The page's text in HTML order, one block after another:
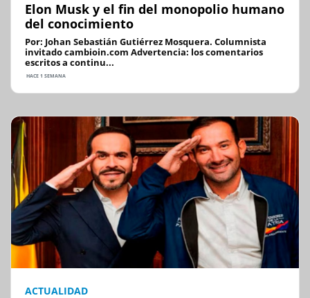
Elon Musk y el fin del monopolio humano
del conocimiento
Por: Johan Sebastián Gutiérrez Mosquera. Columnista
invitado cambioin.com Advertencia: los comentarios
escritos a continu...
HACE 1 SEMANA
ACTUALIDAD